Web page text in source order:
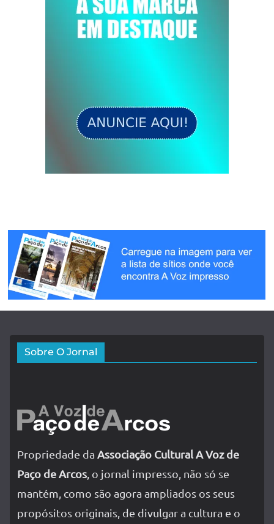
Sobre O Jornal
Propriedade da Associação Cultural A Voz de
Paço de Arcos , o jornal impresso, não só se
mantém, como são agora ampliados os seus
propósitos originais, de divulgar a cultura e o